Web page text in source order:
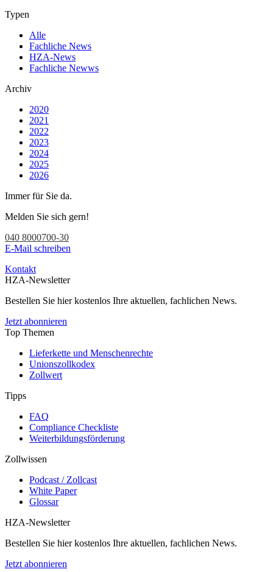
Typen
Alle
Fachliche News
HZA-News
Fachliche Newws
Archiv
2020
2021
2022
2023
2024
2025
2026
Immer für Sie da.
Melden Sie sich gern!
040 8000700-30
E-Mail schreiben
Kontakt
HZA-Newsletter
Bestellen Sie hier kostenlos Ihre aktuellen, fachlichen News.
Jetzt abonnieren
Top Themen
Lieferkette und Menschenrechte
Unionszollkodex
Zollwert
Tipps
FAQ
Compliance Checkliste
Weiterbildungsförderung
Zollwissen
Podcast / Zollcast
White Paper
Glossar
HZA-Newsletter
Bestellen Sie hier kostenlos Ihre aktuellen, fachlichen News.
Jetzt abonnieren